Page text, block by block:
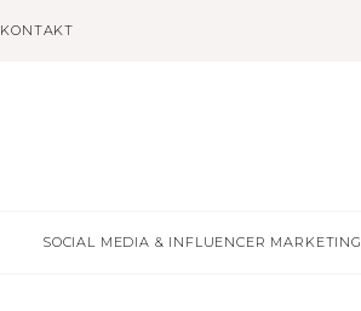
KONTAKT
SOCIAL MEDIA & INFLUENCER MARKETING